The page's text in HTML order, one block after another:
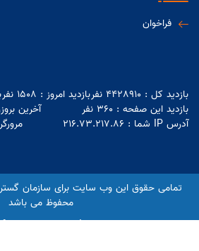
گروه صنعتی
بازدید رئیس
منطقه ویژه
دولت و بخش
فراخوان
بازدید کل : 4428910 نفر بازدید امروز : 1508 نفر
بازدید این صفحه : 360 نفر
آخرین بروزرسانی :
آدرس IP شما :
216.73.217.86
تمامی حقوق این وب سایت برای سازمان
محفوظ می باشد
espritportal